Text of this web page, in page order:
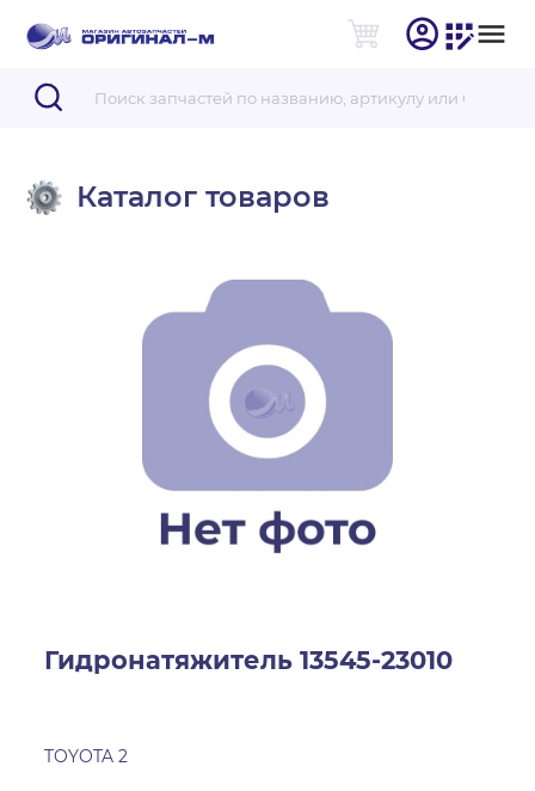
Каталог товаров
Гидронатяжитель 13545-23010
TOYOTA 2